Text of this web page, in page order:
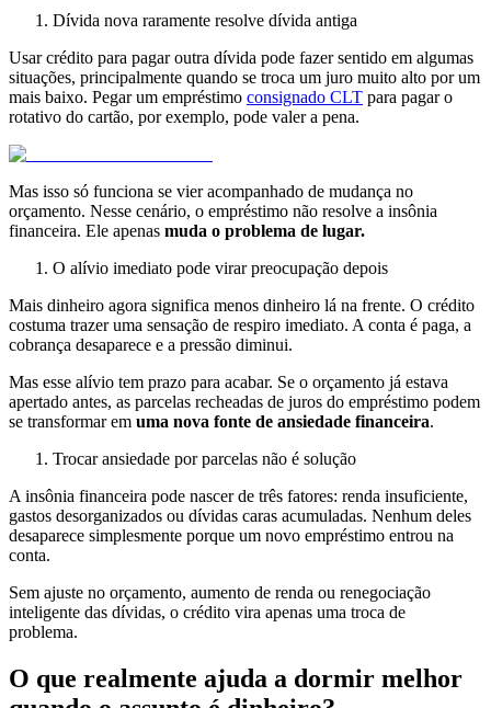
Dívida nova raramente resolve dívida antiga
Usar crédito para pagar outra dívida pode fazer sentido em algumas
situações, principalmente quando se troca um juro muito alto por um
mais baixo. Pegar um empréstimo consignado CLT para pagar o
rotativo do cartão, por exemplo, pode valer a pena.
Mas isso só funciona se vier acompanhado de mudança no
orçamento. Nesse cenário, o empréstimo não resolve a insônia
financeira. Ele apenas muda o problema de lugar.
O alívio imediato pode virar preocupação depois
Mais dinheiro agora significa menos dinheiro lá na frente. O crédito
costuma trazer uma sensação de respiro imediato. A conta é paga, a
cobrança desaparece e a pressão diminui.
Mas esse alívio tem prazo para acabar. Se o orçamento já estava
apertado antes, as parcelas recheadas de juros do empréstimo podem
se transformar em uma nova fonte de ansiedade financeira.
Trocar ansiedade por parcelas não é solução
A insônia financeira pode nascer de três fatores: renda insuficiente,
gastos desorganizados ou dívidas caras acumuladas. Nenhum deles
desaparece simplesmente porque um novo empréstimo entrou na
conta.
Sem ajuste no orçamento, aumento de renda ou renegociação
inteligente das dívidas, o crédito vira apenas uma troca de
problema.
O que realmente ajuda a dormir melhor